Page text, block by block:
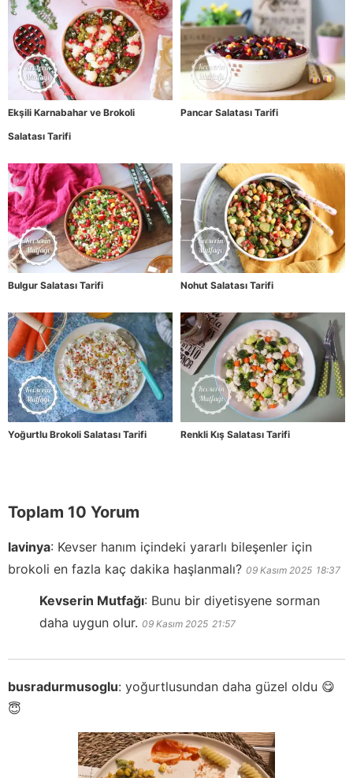
Ekşili Karnabahar ve Brokoli
Salatası Tarifi
Pancar Salatası Tarifi
Bulgur Salatası Tarifi Nohut Salatası Tarifi
Yoğurtlu Brokoli Salatası Tarifi Renkli Kış Salatası Tarifi
Toplam 10 Yorum
lavinya: Kevser hanım içindeki yararlı bileşenler için
brokoli en fazla kaç dakika haşlanmalı? 09 Kasım 2025 18:37
Kevserin Mutfağı: Bunu bir diyetisyene sorman
daha uygun olur. 09 Kasım 2025 21:57
busradurmusoglu: yoğurtlusundan daha güzel oldu 😋
😇